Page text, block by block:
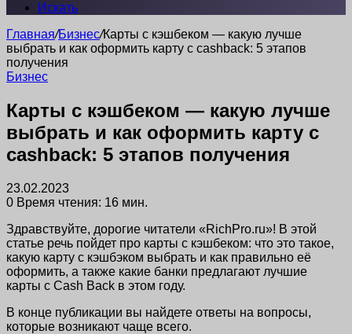
Искать
Главная/Бизнес/Карты с кэшбеком — какую лучше
выбрать и как оформить карту с cashback: 5 этапов
получения
Бизнес
Карты с кэшбеком — какую лучше
выбрать и как оформить карту с
cashback: 5 этапов получения
23.02.2023
0 Время чтения: 16 мин.
Здравствуйте, дорогие читатели «RichPro.ru»! В этой
статье речь пойдет про карты с кэшбеком: что это такое,
какую карту с кэшбэком выбрать и как правильно её
оформить, а также какие банки предлагают лучшие
карты с Cash Back в этом году.
В конце публикации вы найдете ответы на вопросы,
которые возникают чаще всего.